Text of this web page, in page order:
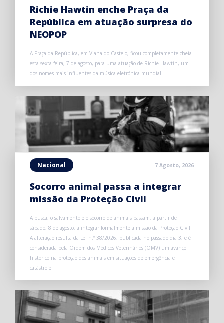
Richie Hawtin enche Praça da
República em atuação surpresa do
NEOPOP
A Praça da República, em Viana do Castelo, ficou completamente cheia
esta sexta-feira, 7 de agosto, para uma atuação de Richie Hawtin, um
dos nomes mais influentes da música eletrónica mundial.
Nacional 7 Agosto, 2026
Socorro animal passa a integrar
missão da Proteção Civil
A busca, o salvamento e o socorro de animais passam, a partir de
sábado, 8 de agosto, a integrar formalmente a missão da Proteção Civil.
A alteração resulta da Lei n.º 38/2026, publicada no passado dia 3, e é
considerada pela Ordem dos Médicos Veterinários (OMV) um avanço
histórico na proteção dos animais em situações de emergência e
catástrofe.